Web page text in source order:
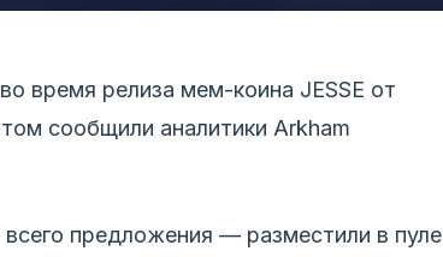
время релиза мем-коина JESSE от
сообщили аналитики Arkham
предложения — разместили в пуле